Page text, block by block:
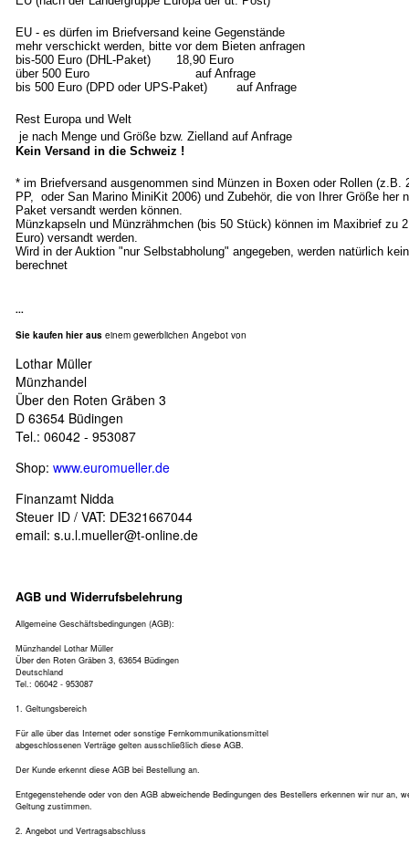
EU - es dürfen im Briefversand keine Gegenstände
mehr verschickt werden, bitte vor dem Bieten anfragen
bis-500 Euro (DHL-Paket) 18,90 Euro
über 500 Euro auf Anfrage
bis 500 Euro (DPD oder UPS-Paket) auf Anfrage
Rest Europa und Welt
je nach Menge und Größe bzw. Zielland auf Anfrage
Kein Versand in die Schweiz !
* im Briefversand ausgenommen sind Münzen in Boxen oder Rollen (z.B.
PP, oder San Marino MiniKit 2006) und Zubehör, die von Ihrer Größe her
Paket versandt werden können.
Münzkapseln und Münzrähmchen (bis 50 Stück) können im Maxibrief zu
Euro) versandt werden.
Wird in der Auktion "nur Selbstabholung" angegeben, werden natürlich
berechnet
...
Sie kaufen hier aus einem gewerblichen Angebot von
Lothar Müller
Münzhandel
Über den Roten Gräben 3
D 63654 Büdingen
Tel.: 06042 - 953087
Shop: www.euromueller.de
Finanzamt Nidda
Steuer ID / VAT: DE321667044
email: s.u.l.mueller@t-online.de
AGB und Widerrufsbelehrung
Allgemeine Geschäftsbedingungen (AGB):
Münzhandel Lothar Müller
Über den Roten Gräben 3, 63654 Büdingen
Deutschland
Tel.: 06042 - 953087
1. Geltungsbereich
Für alle über das Internet oder sonstige Fernkommunikationsmittel
abgeschlossenen Verträge gelten ausschließlich diese AGB.
Der Kunde erkennt diese AGB bei Bestellung an.
Entgegenstehende oder von den AGB abweichende Bedingungen des Bestellers erkennen wir nur an,
Geltung zustimmen.
2. Angebot und Vertragsabschluss